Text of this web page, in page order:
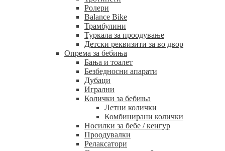
Ролери
Balance Bike
Трамбулини
Туркала за проодување
Детски реквизити за во двор
Опрема за бебиња
Бања и тоалет
Безбедносни апарати
Дубаци
Игрални
Колички за бебиња
Летни колички
Комбинирани колички
Носилки за бебе / кенгур
Проодувалки
Релаксатори